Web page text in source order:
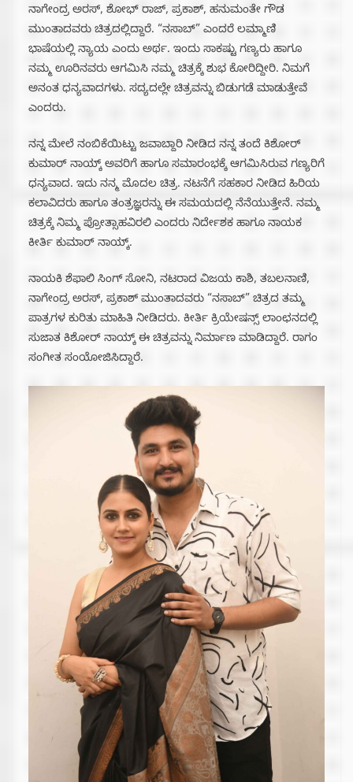
ನಾಗೇಂದ್ರ ಅರಸ್, ಶೋಭ್ ರಾಜ್, ಪ್ರಕಾಶ್, ಹನುಮಂತೇ ಗೌಡ
ಮುಂತಾದವರು ಚಿತ್ರದಲ್ಲಿದ್ದಾರೆ. “ನಸಾಬ್” ಎಂದರೆ ಲಮ್ಮಾಣಿ
ಭಾಷೆಯಲ್ಲಿ ನ್ಯಾಯ ಎಂದು ಅರ್ಥ. ಇಂದು ಸಾಕಷ್ಟು ಗಣ್ಯರು ಹಾಗೂ
ನಮ್ಮ ಊರಿನವರು ಆಗಮಿಸಿ ನಮ್ಮ ಚಿತ್ರಕ್ಕೆ ಶುಭ ಕೋರಿದ್ದೀರಿ. ನಿಮಗೆ
ಅನಂತ ಧನ್ಯವಾದಗಳು. ಸದ್ಯದಲ್ಲೇ ಚಿತ್ರವನ್ನು ಬಿಡುಗಡೆ ಮಾಡುತ್ತೇವೆ
ಎಂದರು.
ನನ್ನ‌ ಮೇಲೆ‌ ನಂಬಿಕೆಯಿಟ್ಟು ಜವಾಬ್ದಾರಿ ನೀಡಿದ ನನ್ನ ತಂದೆ ಕಿಶೋರ್
ಕುಮಾರ್ ನಾಯ್ಕ್ ಅವರಿಗೆ ಹಾಗೂ ಸಮಾರಂಭಕ್ಕೆ ಆಗಮಿಸಿರುವ ಗಣ್ಯರಿಗೆ
ಧನ್ಯವಾದ. ಇದು ನನ್ಮ ಮೊದಲ ಚಿತ್ರ. ನಟನೆಗೆ ಸಹಕಾರ ನೀಡಿದ ಹಿರಿಯ
ಕಲಾವಿದರು ಹಾಗೂ ತಂತ್ರಜ್ಞರನ್ನು ಈ ಸಮಯದಲ್ಲಿ ನೆನೆಯುತ್ತೇನೆ.‌ ನಮ್ಮ
ಚಿತ್ರಕ್ಕೆ ನಿಮ್ಮ ಪ್ರೋತ್ಸಾಹವಿರಲಿ ಎಂದರು ನಿರ್ದೇಶಕ ಹಾಗೂ ನಾಯಕ
ಕೀರ್ತಿ ಕುಮಾರ್ ನಾಯ್ಕ್.
ನಾಯಕಿ ಶೆಫಾಲಿ ಸಿಂಗ್ ಸೋನಿ, ನಟರಾದ ವಿಜಯ ಕಾಶಿ, ತಬಲನಾಣಿ,
ನಾಗೇಂದ್ರ ಅರಸ್,‌ ಪ್ರಕಾಶ್ ಮುಂತಾದವರು “ನಸಾಬ್” ಚಿತ್ರದ ತಮ್ಮ
ಪಾತ್ರಗಳ ಕುರಿತು ಮಾಹಿತಿ ನೀಡಿದರು. ಕೀರ್ತಿ ಕ್ರಿಯೇಷನ್ಸ್ ಲಾಂಛನದಲ್ಲಿ
ಸುಜಾತ ಕಿಶೋರ್ ನಾಯ್ಕ್ ಈ ಚಿತ್ರವನ್ನು ನಿರ್ಮಾಣ‌ ಮಾಡಿದ್ದಾರೆ. ರಾಗಂ
ಸಂಗೀತ ಸಂಯೋಜಿಸಿದ್ದಾರೆ.